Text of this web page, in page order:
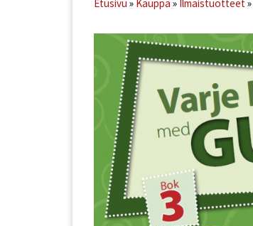
Etusivu » Kauppa » Ilmaistuotteet»